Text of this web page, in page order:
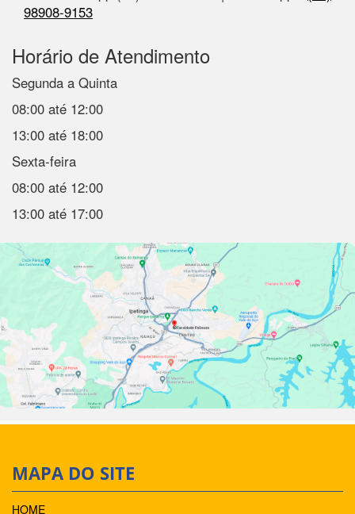
98908-9153
Horário de Atendimento
Segunda a Quinta
08:00 até 12:00
13:00 até 18:00
Sexta-feira
08:00 até 12:00
13:00 até 17:00
MAPA DO SITE
HOME